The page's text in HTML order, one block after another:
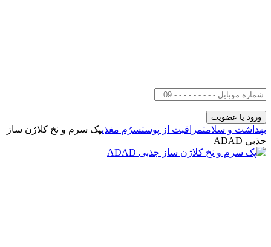
بهداشت و سلامتمراقبت از پوستسرُم مغذیپک سرم و نخ کلاژن ساز
جذبی ADAD